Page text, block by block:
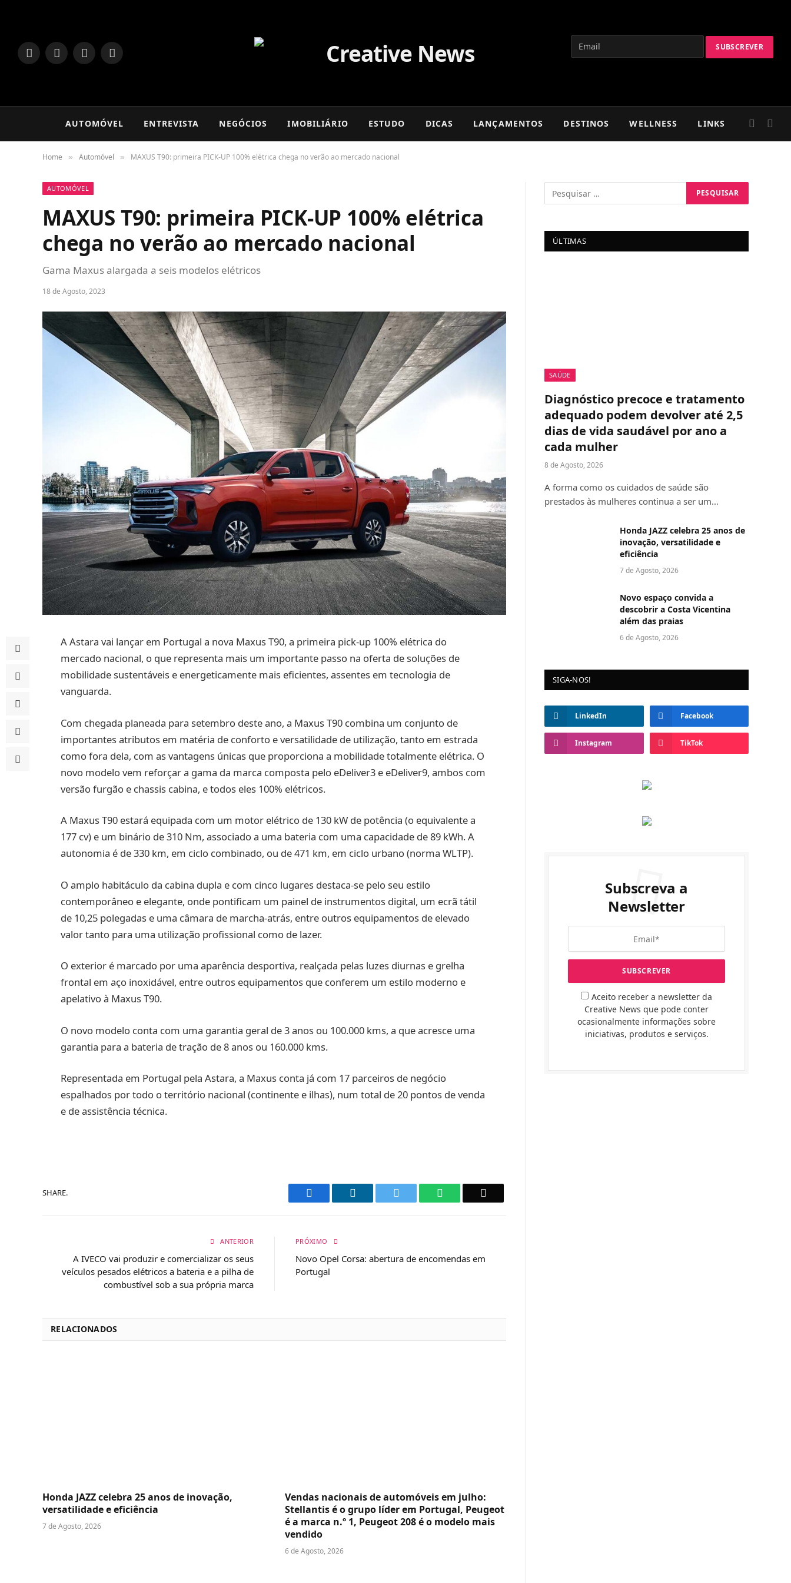
LinkedInFacebookInstagram
TikTok
AUTOMÓVEL ENTREVISTA NEGÓCIOS IMOBILIÁRIO ESTUDO DICAS LANÇAMENTOS DESTINOS WELLNESS LINKS
Home » Automóvel » MAXUS T90: primeira PICK-UP 100% elétrica chega no verão ao mercado nacional
AUTOMÓVEL
MAXUS T90: primeira PICK-UP 100% elétrica
chega no verão ao mercado nacional
Gama Maxus alargada a seis modelos elétricos
18 de Agosto, 2023
A Astara vai lançar em Portugal a nova Maxus T90, a primeira pick-up 100% elétrica do
mercado nacional, o que representa mais um importante passo na oferta de soluções de
mobilidade sustentáveis e energeticamente mais eficientes, assentes em tecnologia de
vanguarda.
Com chegada planeada para setembro deste ano, a Maxus T90 combina um conjunto de
importantes atributos em matéria de conforto e versatilidade de utilização, tanto em estrada
como fora dela, com as vantagens únicas que proporciona a mobilidade totalmente elétrica. O
novo modelo vem reforçar a gama da marca composta pelo eDeliver3 e eDeliver9, ambos com
versão furgão e chassis cabina, e todos eles 100% elétricos.
A Maxus T90 estará equipada com um motor elétrico de 130 kW de potência (o equivalente a
177 cv) e um binário de 310 Nm, associado a uma bateria com uma capacidade de 89 kWh. A
autonomia é de 330 km, em ciclo combinado, ou de 471 km, em ciclo urbano (norma WLTP).
O amplo habitáculo da cabina dupla e com cinco lugares destaca-se pelo seu estilo
contemporâneo e elegante, onde pontificam um painel de instrumentos digital, um ecrã tátil
de 10,25 polegadas e uma câmara de marcha-atrás, entre outros equipamentos de elevado
valor tanto para uma utilização profissional como de lazer.
O exterior é marcado por uma aparência desportiva, realçada pelas luzes diurnas e grelha
frontal em aço inoxidável, entre outros equipamentos que conferem um estilo moderno e
apelativo à Maxus T90.
O novo modelo conta com uma garantia geral de 3 anos ou 100.000 kms, a que acresce uma
garantia para a bateria de tração de 8 anos ou 160.000 kms.
Representada em Portugal pela Astara, a Maxus conta já com 17 parceiros de negócio
espalhados por todo o território nacional (continente e ilhas), num total de 20 pontos de venda
e de assistência técnica.
SHARE. Facebook LinkedIn WhatsApp
ANTERIOR
A IVECO vai produzir e comercializar os seus
veículos pesados elétricos a bateria e a pilha de
combustível sob a sua própria marca
PRÓXIMO
Novo Opel Corsa: abertura de encomendas em
Portugal
RELACIONADOS
Honda JAZZ celebra 25 anos de inovação,
versatilidade e eficiência
7 de Agosto, 2026
Vendas nacionais de automóveis em julho:
Stellantis é o grupo líder em Portugal, Peugeot
é a marca n.º 1, Peugeot 208 é o modelo mais
vendido
6 de Agosto, 2026
ÚLTIMAS
SAÚDE
Diagnóstico precoce e tratamento
adequado podem devolver até 2,5
dias de vida saudável por ano a
cada mulher
8 de Agosto, 2026
A forma como os cuidados de saúde são
prestados às mulheres continua a ser um…
Honda JAZZ celebra 25 anos de
inovação, versatilidade e
eficiência
7 de Agosto, 2026
Novo espaço convida a
descobrir a Costa Vicentina
além das praias
6 de Agosto, 2026
SIGA-NOS!
LinkedIn Facebook
Instagram TikTok
Subscreva a
Newsletter
Aceito receber a newsletter da
Creative News que pode conter
ocasionalmente informações sobre
iniciativas, produtos e serviços.